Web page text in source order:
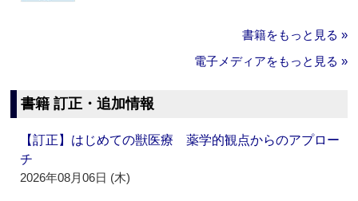
書籍をもっと見る »
電子メディアをもっと見る »
書籍 訂正・追加情報
【訂正】はじめての獣医療 薬学的観点からのアプロー
チ
2026年08月06日 (木)